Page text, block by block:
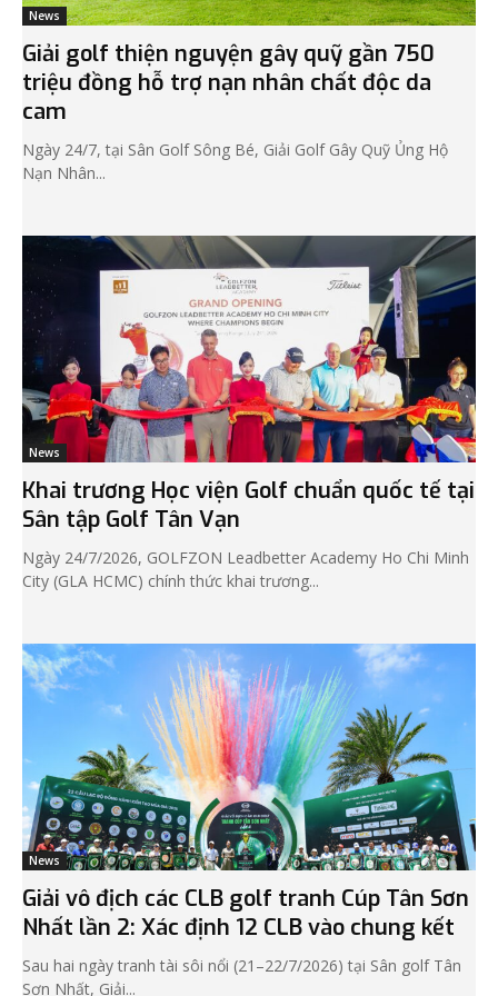
News
Giải golf thiện nguyện gây quỹ gần 750
triệu đồng hỗ trợ nạn nhân chất độc da
cam
Ngày 24/7, tại Sân Golf Sông Bé, Giải Golf Gây Quỹ Ủng Hộ
Nạn Nhân...
News
Khai trương Học viện Golf chuẩn quốc tế tại
Sân tập Golf Tân Vạn
Ngày 24/7/2026, GOLFZON Leadbetter Academy Ho Chi Minh
City (GLA HCMC) chính thức khai trương...
News
Giải vô địch các CLB golf tranh Cúp Tân Sơn
Nhất lần 2: Xác định 12 CLB vào chung kết
Sau hai ngày tranh tài sôi nổi (21–22/7/2026) tại Sân golf Tân
Sơn Nhất, Giải...